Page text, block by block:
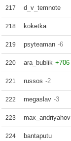
217 d_v_temnote
218 koketka
219 psyteaman -6
220 ara_bublik +706
221 russos -2
222 megaslav -3
223 max_andriyahov
224 bantaputu